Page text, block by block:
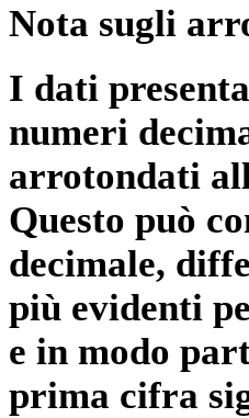
Nota sugli
I dati
numeri
arrotondati
Questo può
decimale,
più evidenti
e in modo
prima cifra